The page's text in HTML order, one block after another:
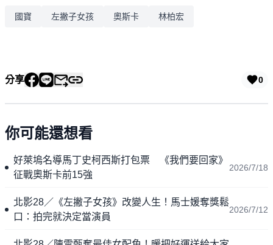
國寶 左撇子女孩 奧斯卡 林柏宏
分享 0
你可能還想看
好萊塢名導馬丁史柯西斯打包票 《我們要回家》
征戰奧斯卡前15強
2026/7/18
北影28／《左撇子女孩》改變人生！馬士媛奪獎鬆
口：拍完就決定當演員
2026/7/12